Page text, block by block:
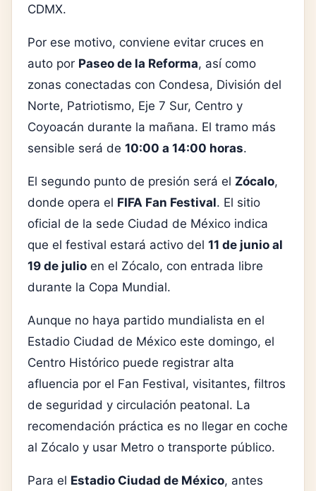
CDMX.
Por ese motivo, conviene evitar cruces en
auto por Paseo de la Reforma, así como
zonas conectadas con Condesa, División del
Norte, Patriotismo, Eje 7 Sur, Centro y
Coyoacán durante la mañana. El tramo más
sensible será de 10:00 a 14:00 horas.
El segundo punto de presión será el Zócalo,
donde opera el FIFA Fan Festival. El sitio
oficial de la sede Ciudad de México indica
que el festival estará activo del 11 de junio al
19 de julio en el Zócalo, con entrada libre
durante la Copa Mundial.
Aunque no haya partido mundialista en el
Estadio Ciudad de México este domingo, el
Centro Histórico puede registrar alta
afluencia por el Fan Festival, visitantes, filtros
de seguridad y circulación peatonal. La
recomendación práctica es no llegar en coche
al Zócalo y usar Metro o transporte público.
Para el Estadio Ciudad de México, antes